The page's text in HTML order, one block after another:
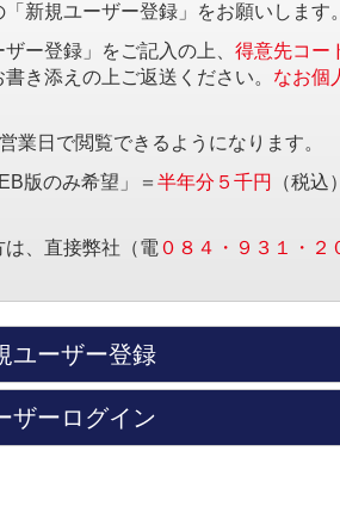
新規ユーザー登録」をお願いします。
ー登録」をご記入の上、 得意先コー
き添えの上ご返送ください。 なお個
業日で閲覧できるようになります。
版のみ希望」＝ 半年分５千円 （税込
、直接弊社（電 ０８４・９３１・２
ユーザー登録
ザーログイン